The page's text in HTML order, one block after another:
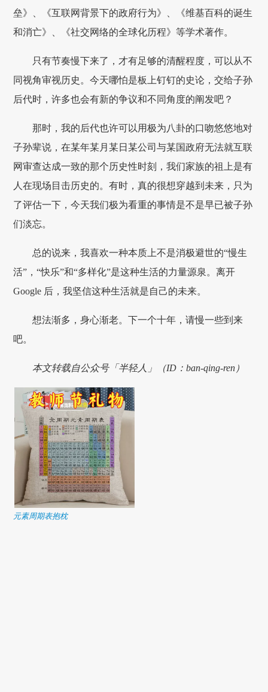
垒》、《互联网背景下的政府行为》、《维基百科的诞生
和消亡》、《社交网络的全球化历程》等学术著作。
只有节奏慢下来了，才有足够的清醒程度，可以从不
同视角审视历史。今天哪怕是板上钉钉的史论，交给子孙
后代时，许多也会有新的争议和不同角度的阐发吧？
那时，我的后代也许可以用极为八卦的口吻悠悠地对
子孙辈说，在某年某月某日某公司与某国政府无法就互联
网审查达成一致的那个历史性时刻，我们家族的祖上是有
人在现场目击历史的。有时，真的很想穿越到未来，只为
了评估一下，今天我们极为看重的事情是不是早已被子孙
们淡忘。
总的说来，我喜欢一种本质上不是消极避世的“慢生
活”，“快乐”和“多样化”是这种生活的力量源泉。离开
Google 后，我坚信这种生活就是自己的未来。
想法渐多，身心渐老。下一个十年，请慢一些到来
吧。
本文转载自公众号「半轻人」（ID：ban-qing-ren）
元素周期表抱枕